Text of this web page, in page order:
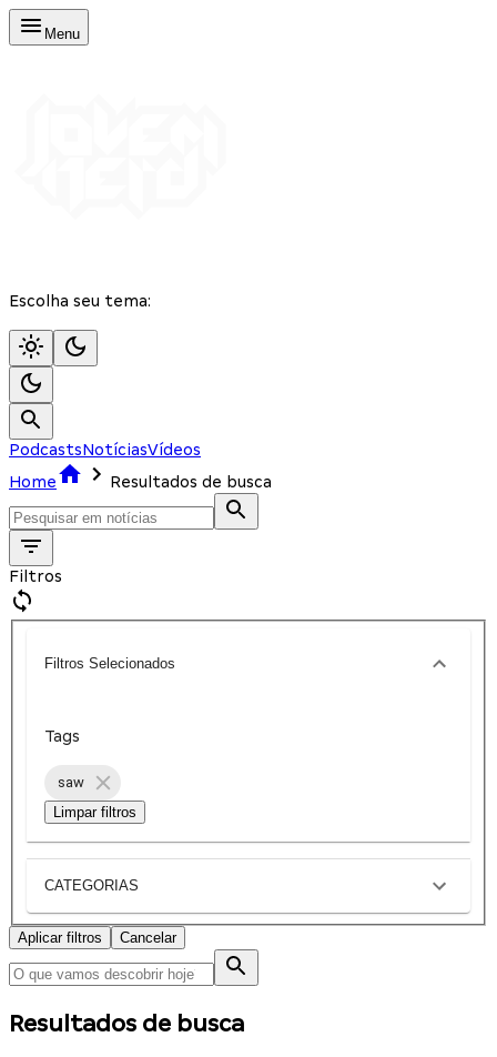
Menu
Escolha seu tema:
PodcastsNotíciasVídeos
Home
Resultados de busca
Filtros
Filtros Selecionados
Tags
saw
Limpar filtros
CATEGORIAS
Aplicar filtros Cancelar
Resultados de busca